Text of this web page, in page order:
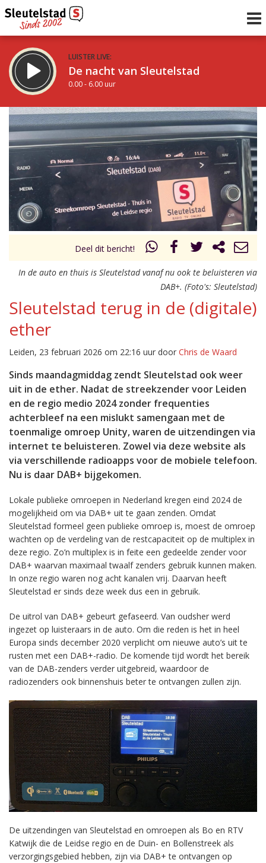
LUISTER LIVE:
De nacht van Sleutelstad
0.00 - 6.00 uur
STRAKS:
De ochtend van Sleutelstad
6.00 - 12.00 uur
Vorig uur
uur 1 van 0 Volgend uur
Deel dit bericht!
In de auto en thuis is Sleutelstad vanaf nu ook te beluisteren via
DAB+. (Foto's: Sleutelstad)
Sleutelstad terug in de (digitale)
ether
Leiden, 23 februari 2026 om 22:16 uur door Chris de Waard
Sinds maandagmiddag zendt Sleutelstad ook weer
uit in de ether. Nadat de streekzender voor Leiden
en de regio medio 2024 zonder frequenties
achterbleef na een mislukt samengaan met de
toenmalige omroep Unity, waren de uitzendingen via
internet te beluisteren. Zowel via deze website als
via verschillende radioapps voor de mobiele telefoon.
Nu is daar DAB+ bijgekomen.
Lokale publieke omroepen in Nederland kregen eind 2024 de
mogelijkheid om via DAB+ uit te gaan zenden. Omdat
Sleutelstad formeel geen publieke omroep is, moest de omroep
wachten op de verdeling van de restcapaciteit op de multiplex in
deze regio. Zo’n multiplex is in feite een gedeelde zender voor
DAB+ waarvan maximaal twaalf zenders gebruik kunnen maken.
In onze regio waren nog acht kanalen vrij. Daarvan heeft
Sleutelstad er sinds deze week dus een in gebruik.
De uitrol van DAB+ gebeurt gefaseerd. Van oudsher werd
ingezet op luisteraars in de auto. Om die reden is het in heel
Europa sinds december 2020 verplicht om nieuwe auto’s uit te
rusten met een DAB+-radio. De komende tijd wordt het bereik
van de DAB-zenders verder uitgebreid, waardoor de
radiozenders ook binnenshuis beter te ontvangen zullen zijn.
De uitzendingen van Sleutelstad en omroepen als Bo en RTV
Katwijk die de Leidse regio en de Duin- en Bollenstreek als
verzorgingsgebied hebben, zijn via DAB+ te ontvangen op